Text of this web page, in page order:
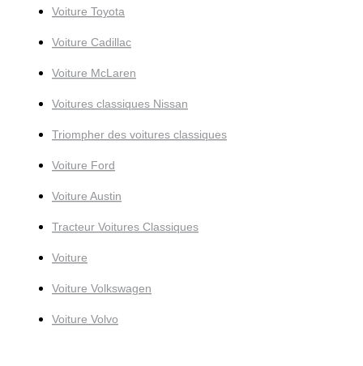
Voiture Toyota
Voiture Cadillac
Voiture McLaren
Voitures classiques Nissan
Triompher des voitures classiques
Voiture Ford
Voiture Austin
Tracteur Voitures Classiques
Voiture
Voiture Volkswagen
Voiture Volvo